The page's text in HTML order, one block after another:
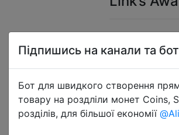
Підпишись на канали та
Бот для швидкого створення
товару на роздліли монет Coins,
розділів, для більшої економії